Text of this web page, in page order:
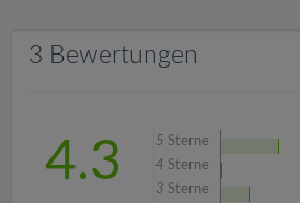
3 Bewertungen
4.3 5 Sterne
4 Sterne
3 Sterne